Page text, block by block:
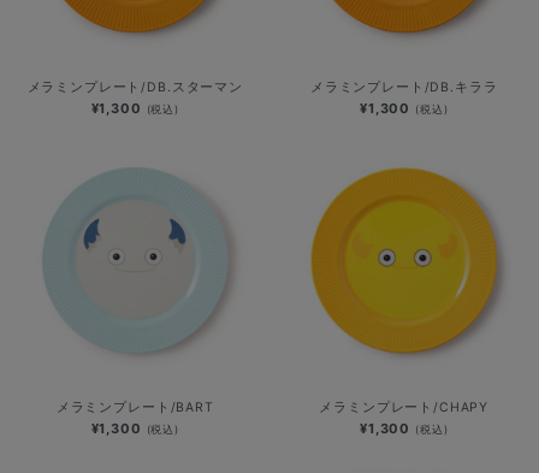
メラミンプレート/DB.スターマン
¥1,300 (税込)
メラミンプレート/DB.キララ
¥1,300 (税込)
メラミンプレート/BART
¥1,300 (税込)
メラミンプレート/CHAPY
¥1,300 (税込)